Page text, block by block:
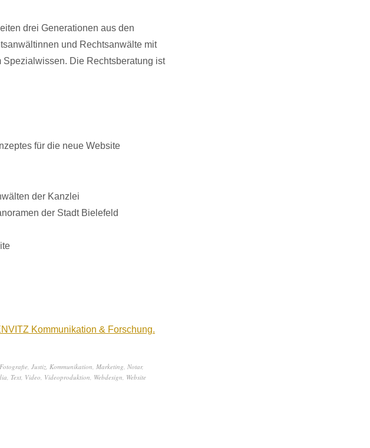
drei Generationen aus den
und Rechtsanwälte mit
Die Rechtsberatung ist
für die neue Website
der Kanzlei
der Stadt Bielefeld
Kommunikation & Forschung.
Fotografie, Justiz, Kommunikation, Marketing, Notar,
, Text, Video, Videoproduktion, Webdesign, Website